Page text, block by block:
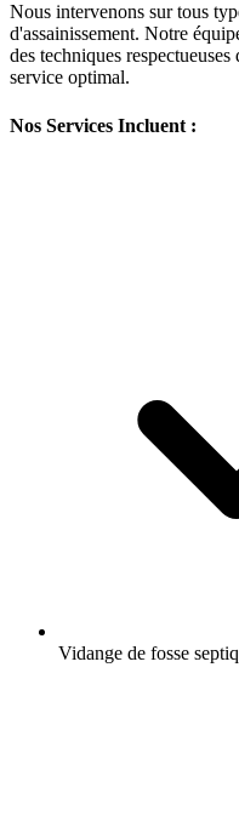
Nous intervenons sur tous
d'assainissement. Notre
des techniques
service optimal.
Nos Services Incluent :
Vidange de fosse